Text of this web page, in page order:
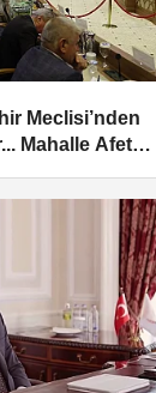
Meclisi’nden
Mahalle Afet